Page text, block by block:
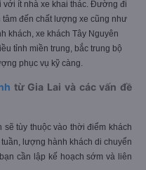
với ít nhà xe khai thác. Đường đi
đến chất lượng xe cũng như
khách, xe khách Tây Nguyên
tỉnh miền trung, bắc trung bộ
phục vụ kỹ càng.
từ Gia Lai và các vấn đề
sẽ tùy thuộc vào thời điểm khách
lượng hành khách di chuyển
cần lập kế hoạch sớm và liên